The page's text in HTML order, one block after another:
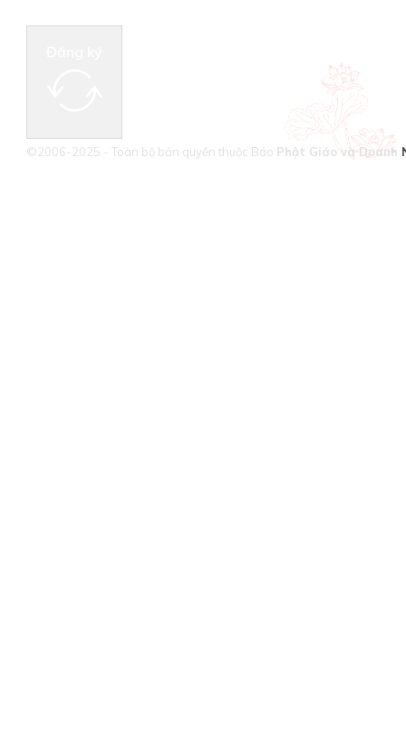
©2006-2025 - Toàn bộ bản quyền thuộc Báo Phật Giáo và Doanh